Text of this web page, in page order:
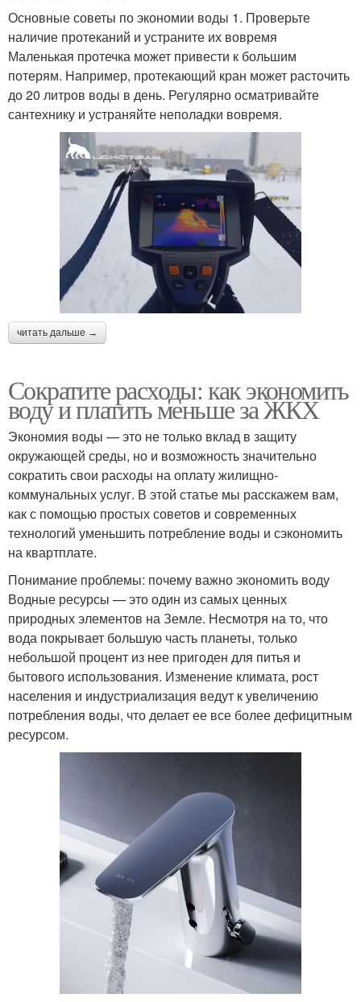
Основные советы по экономии воды 1. Проверьте
наличие протеканий и устраните их вовремя
Маленькая протечка может привести к большим
потерям. Например, протекающий кран может расточить
до 20 литров воды в день. Регулярно осматривайте
сантехнику и устраняйте неполадки вовремя.
читать дальше →
Сократите расходы: как экономить
воду и платить меньше за ЖКХ
Экономия воды — это не только вклад в защиту
окружающей среды, но и возможность значительно
сократить свои расходы на оплату жилищно-
коммунальных услуг. В этой статье мы расскажем вам,
как с помощью простых советов и современных
технологий уменьшить потребление воды и сэкономить
на квартплате.
Понимание проблемы: почему важно экономить воду
Водные ресурсы — это один из самых ценных
природных элементов на Земле. Несмотря на то, что
вода покрывает большую часть планеты, только
небольшой процент из нее пригоден для питья и
бытового использования. Изменение климата, рост
населения и индустриализация ведут к увеличению
потребления воды, что делает ее все более дефицитным
ресурсом.